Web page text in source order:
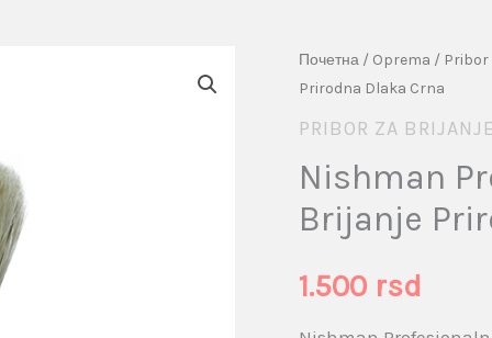
Почетна / Oprema / Pribor
Prirodna Dlaka Crna
PRIBOR ZA
Nishman
Brijanje
1.500 rsd
Nishman
Profesionalna
Četka
Za
Prirodna
Crna
količina